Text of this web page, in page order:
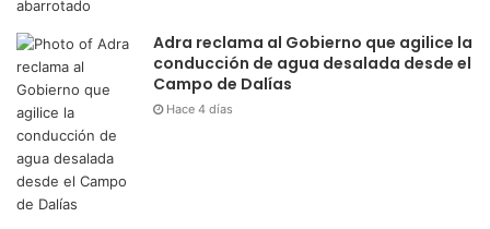
Adra reclama al Gobierno que agilice la
conducción de agua desalada desde el
Campo de Dalías
Hace 4 días